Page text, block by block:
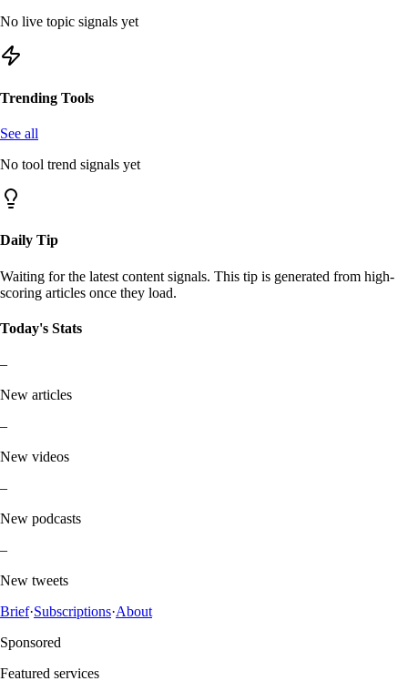
No live topic signals yet
Trending Tools
See all
No tool trend signals yet
Daily Tip
Waiting for the latest content signals. This tip is generated from high-
scoring articles once they load.
Today's Stats
–
New articles
–
New videos
–
New podcasts
–
New tweets
Brief·Subscriptions·About
Sponsored
Featured services